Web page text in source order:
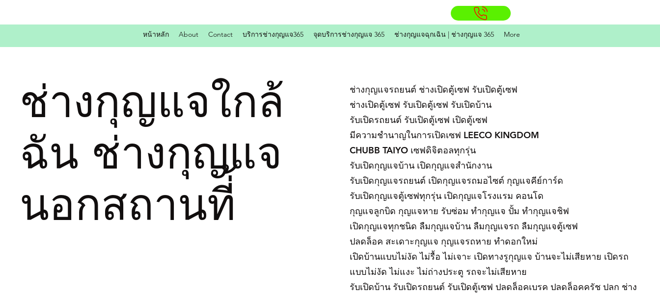
หน้าหลัก About Contact บริการช่างกุญแจ365 จุดบริการช่างกุญแจ 365 ช่างกุญแจฉุกเฉิน | ช่างกุญแจ 365 More
ช่างกุญแจใกล้
ฉัน ช่างกุญแจ
นอกสถานที่้
ช่างกุญแจรถยนต์ ช่างเปิดตู้เซฟ รับเปิดตู้เซฟ
ช่างเปิดตู้เซฟ รับเปิดตู้เซฟ รับเปิดบ้าน
รับเปิดรถยนต์ รับเปิดตู้เซฟ เปิดตู้เซฟ
มีความชำนาญในการเปิดเซฟ LEECO KINGDOM
CHUBB TAIYO เซฟดิจิตอลทุกรุ่น
รับเปิดกุญแจบ้าน เปิดกุญแจสำนักงาน
รับเปิดกุญแจรถยนต์ เปิดกุญแจรถมอไซต์ กุญแจคีย์การ์ด
รับเปิดกุญแจตู้เซฟทุกรุ่น เปิดกุญแจโรงแรม คอนโด
กุญแจลูกบิด กุญแจหาย รับซ่อม ทำกุญแจ ปั้ม ทำกุญแจชิฟ
เปิดกุญแจทุกชนิด ลืมกุญแจบ้าน ลืมกุญแจรถ ลืมกุญแจตู้เซฟ
ปลดล็อค สะเดาะกุญแจ กุญแจรถหาย ทำดอกใหม่
เปิดบ้านแบบไม่งัด ไม่รื้อ ไม่เจาะ เปิดทางรูกุญแจ บ้านจะไม่เสียหาย เปิดรถ
แบบไม่งัด ไม่แงะ ไม่ถ่างประตู รถจะไม่เสียหาย
รับเปิดบ้าน รับเปิดรถยนต์ รับเปิดตู้เซฟ ปลดล็อคเบรค ปลดล็อคครัช ปลก ช่าง